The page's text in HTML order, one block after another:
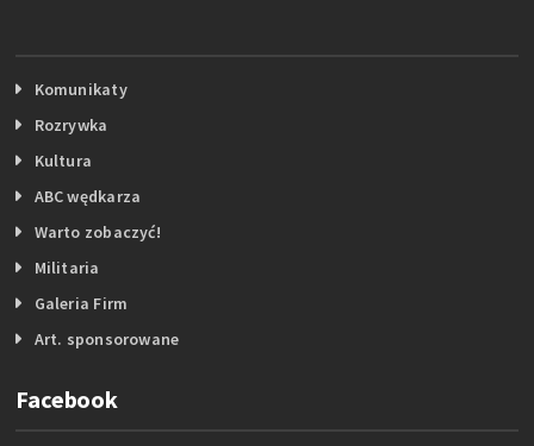
Komunikaty
Rozrywka
Kultura
ABC wędkarza
Warto zobaczyć!
Militaria
Galeria Firm
Art. sponsorowane
Facebook